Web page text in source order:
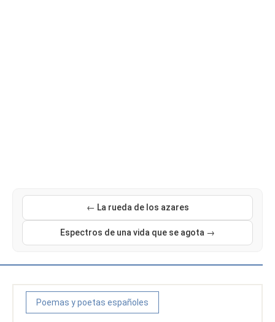
← La rueda de los azares
Espectros de una vida que se agota →
Poemas y poetas españoles